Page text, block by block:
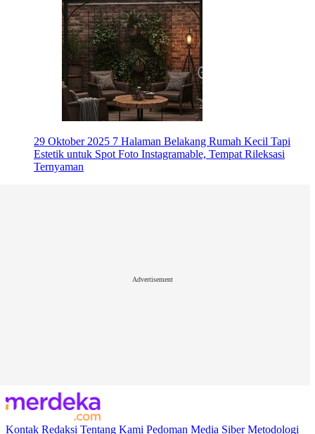
29 Oktober 2025 7 Halaman Belakang Rumah Kecil Tapi
Estetik untuk Spot Foto Instagramable, Tempat Rileksasi
Ternyaman
Advertisement
Kontak Redaksi Tentang Kami Pedoman Media Siber Metodologi